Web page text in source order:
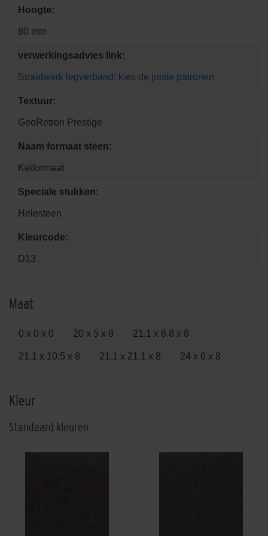
Hoogte:
80 mm
verwerkingsadvies link:
Straatwerk legverband: kies de juiste patronen
Textuur:
GeoRetron Prestige
Naam formaat steen:
Keiformaat
Speciale stukken:
Helesteen
Kleurcode:
D13
Maat
0 x 0 x 0 20 x 5 x 8 21.1 x 6.8 x 8
21.1 x 10.5 x 8 21.1 x 21.1 x 8 24 x 6 x 8
Kleur
Standaard kleuren